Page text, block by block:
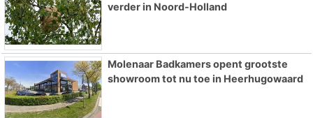
verder in Noord-Holland
Molenaar Badkamers opent grootste
showroom tot nu toe in Heerhugowaard